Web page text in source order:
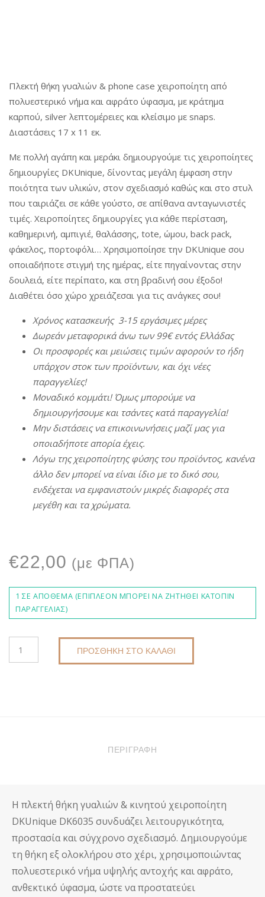
Πλεκτή θήκη γυαλιών & phone case χειροποίητη από
πολυεστερικό νήμα και αφράτο ύφασμα, με κράτημα
καρπού, silver λεπτομέρειες και κλείσιμο με snaps.
Διαστάσεις 17 x 11 εκ.
Με πολλή αγάπη και μεράκι δημιουργούμε τις χειροποίητες
δημιουργίες DKUnique, δίνοντας μεγάλη έμφαση στην
ποιότητα των υλικών, στον σχεδιασμό καθώς και στο στυλ
που ταιριάζει σε κάθε γούστο, σε απίθανα ανταγωνιστές
τιμές. Χειροποίητες δημιουργίες για κάθε περίσταση,
καθημερινή, αμπιγιέ, θαλάσσης, tote, ώμου, back pack,
φάκελος, πορτοφόλι… Χρησιμοποίησε την DKUnique σου
οποιαδήποτε στιγμή της ημέρας, είτε πηγαίνοντας στην
δουλειά, είτε περίπατο, και στη βραδινή σου έξοδο!
Διαθέτει όσο χώρο χρειάζεσαι για τις ανάγκες σου!
Χρόνος κατασκευής 3-15 εργάσιμες μέρες
Δωρεάν μεταφορικά άνω των99€εντός Ελλάδας
Οι προσφορές και μειώσεις τιμών αφορούν το ήδη
υπάρχον στοκ τωνπροϊόντων, και όχι νέες
παραγγελίες!
Μοναδικό κομμάτι! Όμως μπορούμε να
δημιουργήσουμε και τσάντες κατάπαραγγελία!
Μην διστάσεις να επικοινωνήσεις μαζί μας για
οποιαδήποτε απορία έχεις.
Λόγω της χειροποίητης φύσης τουπροϊόντος, κανένα
άλλο δεν μπορεί να είναι ίδιο με το δικό σου,
ενδέχεται να εμφανιστούν μικρές διαφορές στα
μεγέθηκαι τα χρώματα.
€22,00 (με ΦΠΑ)
1 ΣΕ ΑΠΌΘΕΜΑ (ΕΠΙΠΛΈΟΝ ΜΠΟΡΕΊ ΝΑ ΖΗΤΗΘΕΊ ΚΑΤΌΠΙΝ
ΠΑΡΑΓΓΕΛΊΑΣ)
ΠΡΟΣΘΉΚΗ ΣΤΟ ΚΑΛΆΘΙ
ΠΕΡΙΓΡΑΦΉ
Η πλεκτή θήκη γυαλιών & κινητού χειροποίητη
DKUnique DK6035 συνδυάζει λειτουργικότητα,
προστασία και σύγχρονο σχεδιασμό. Δημιουργούμε
τη θήκη εξ ολοκλήρου στο χέρι, χρησιμοποιώντας
πολυεστερικό νήμα υψηλής αντοχής και αφράτο,
ανθεκτικό ύφασμα, ώστε να προστατεύει